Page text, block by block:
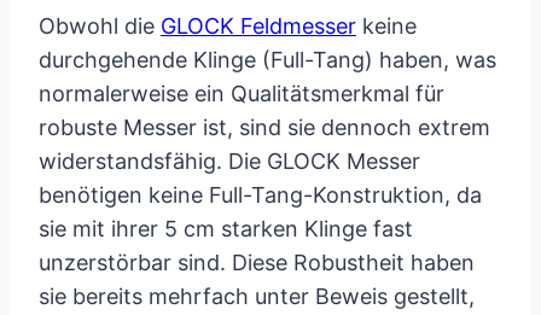
Obwohl die GLOCK Feldmesser keine
durchgehende Klinge (Full-Tang) haben, was
normalerweise ein Qualitätsmerkmal für
robuste Messer ist, sind sie dennoch extrem
widerstandsfähig. Die GLOCK Messer
benötigen keine Full-Tang-Konstruktion, da
sie mit ihrer 5 cm starken Klinge fast
unzerstörbar sind. Diese Robustheit haben
sie bereits mehrfach unter Beweis gestellt,